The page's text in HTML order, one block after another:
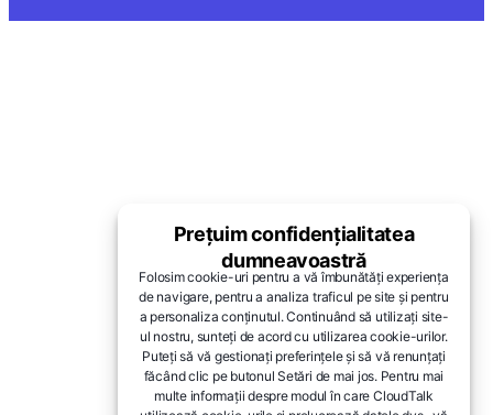
Prețuim confidențialitatea
dumneavoastră
Folosim cookie-uri pentru a vă îmbunătăți experiența
de navigare, pentru a analiza traficul pe site și pentru
a personaliza conținutul. Continuând să utilizați site-
ul nostru, sunteți de acord cu utilizarea cookie-urilor.
Puteți să vă gestionați preferințele și să vă renunțați
făcând clic pe butonul Setări de mai jos. Pentru mai
multe informații despre modul în care CloudTalk